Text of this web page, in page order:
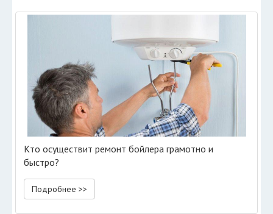
Кто осуществит ремонт бойлера грамотно и
быстро?
Подробнее >>